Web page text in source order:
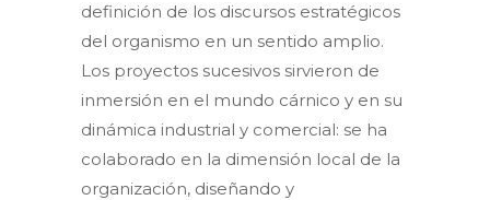
definición de los discursos estratégicos
del organismo en un sentido amplio.
Los proyectos sucesivos sirvieron de
inmersión en el mundo cárnico y en su
dinámica industrial y comercial: se ha
colaborado en la dimensión local de la
organización, diseñando y